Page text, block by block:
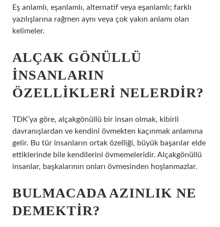
Eş anlamlı, eşanlamlı, alternatif veya eşanlamlı; farklı
yazılışlarına rağmen aynı veya çok yakın anlamı olan
kelimeler.
ALÇAK GÖNÜLLÜ
INSANLARIN
ÖZELLIKLERI NELERDIR?
TDK’ya göre, alçakgönüllü bir insan olmak, kibirli
davranışlardan ve kendini övmekten kaçınmak anlamına
gelir. Bu tür insanların ortak özelliği, büyük başarılar elde
ettiklerinde bile kendilerini övmemeleridir. Alçakgönüllü
insanlar, başkalarının onları övmesinden hoşlanmazlar.
BULMACADA AZINLIK NE
DEMEKTIR?